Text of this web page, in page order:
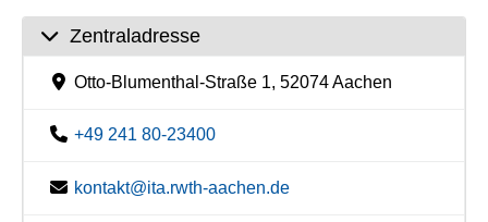
Zentraladresse
Otto-Blumenthal-Straße 1, 52074 Aachen
+49 241 80-23400
kontakt@ita.rwth-aachen.de